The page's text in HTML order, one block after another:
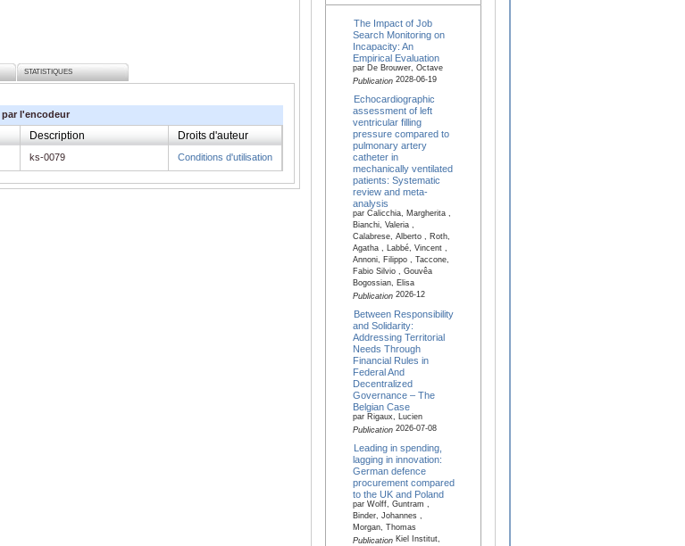
STATISTIQUES
l'encodeur
Description Droits d'auteur
ks-0079 Conditions d'utilisation
The Impact of Job
Search Monitoring on
Incapacity: An
Empirical Evaluation
par De Brouwer, Octave
Publication2028-06-19
Echocardiographic
assessment of left
ventricular filling
pressure compared to
pulmonary artery
catheter in
mechanically ventilated
patients: Systematic
review and meta-
analysis
par Calicchia, Margherita ,
Bianchi, Valeria ,
Calabrese, Alberto , Roth,
Agatha , Labbé, Vincent ,
Annoni, Filippo , Taccone,
Fabio Silvio , Gouvêa
Bogossian, Elisa
Publication2026-12
Between Responsibility
and Solidarity:
Addressing Territorial
Needs Through
Financial Rules in
Federal And
Decentralized
Governance – The
Belgian Case
par Rigaux, Lucien
Publication2026-07-08
Leading in spending,
lagging in innovation:
German defence
procurement compared
to the UK and Poland
par Wolff, Guntram ,
Binder, Johannes ,
Morgan, Thomas
PublicationKiel Institut,